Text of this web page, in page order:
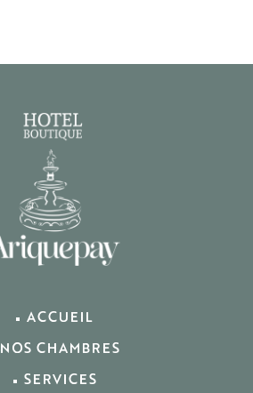
ACCUEIL
NOS CHAMBRES
SERVICES